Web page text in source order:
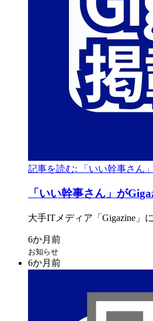
記事を読む: 「いい幹事さん
「いい幹事さん」が
大手ITメディア 「Gigazine」に
お知らせ